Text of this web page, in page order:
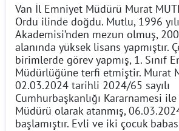
Van İl Emniyet Müdürü Murat
Ordu ilinde doğdu. Mutlu, 1996
Akademisi’nden mezun olmuş,
alanında yüksek lisans yapmıştır.
birimlerde görev yapmış, 1. Sınıf
Müdürlüğüne terfi etmiştir. Murat
02.03.2024 tarihli 2024/65 sayılı
Cumhurbaşkanlığı Kararnamesi
Müdürü olarak atanmış,
başlamıştır. Evli ve iki çocuk